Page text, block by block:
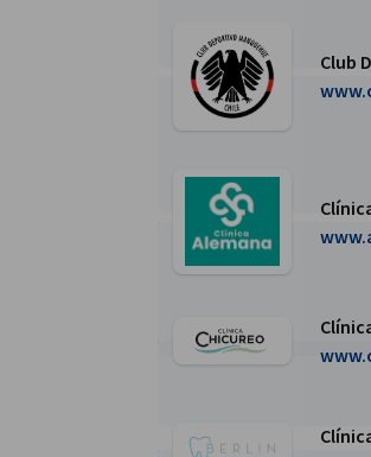
Weiter zur Club Deportivo
Club
Weiter zur Clínica
Weiter zur Clínica